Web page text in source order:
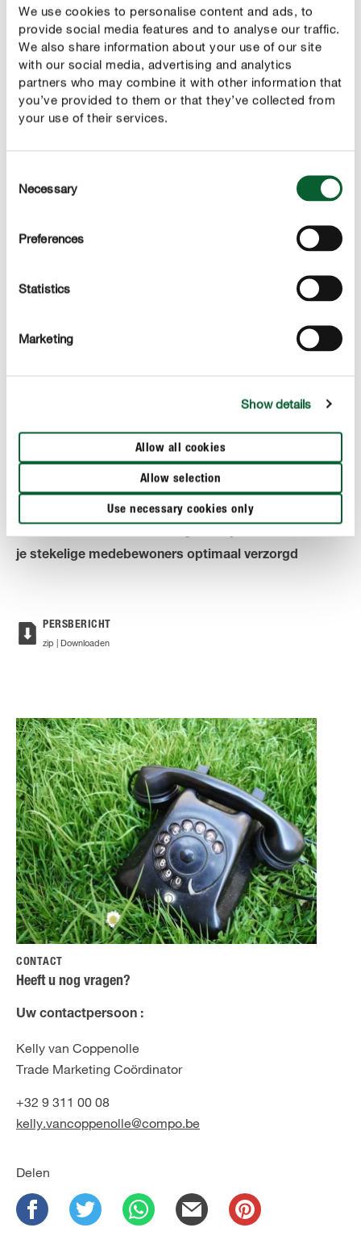
We use cookies to personalise content and ads, to
provide social media features and to analyse our traffic.
We also share information about your use of our site
with our social media, advertising and analytics
partners who may combine it with other information that
you’ve provided to them or that they’ve collected from
your use of their services.
Selection
Necessary
Preferences
Statistics
Marketing
Show details
Allow all cookies
Allow selection
Use necessary cookies only
keuken. Het zijn echter alleen de groene scheuten
waaraan de stekelige peren groeien, die worden gegeten
en het kan zijn dat je in het begin even zal moeten
wennen aan de licht bittere smaak. Laat daarom de
bereiding aan een professional over.
De groene scheuten van de cactus kan je ook eten!
Wanneer je een complete cactus-jungle wilt creëren,
standplaats en andersom; hoe bleker de kleur, hoe
je stekelige medebewoners optimaal verzorgd
PERSBERICHT
zip | Downloaden
CONTACT
Heeft u nog vragen?
Uw contactpersoon :
Kelly van Coppenolle
Trade Marketing Coördinator
+32 9 311 00 08
kelly.vancoppenolle@compo.be
Delen